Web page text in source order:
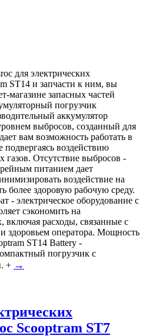
для электрических
ST14 и запчасти к ним, вы
магазине запасных частей
погрузчик
аккумулятор
выбросов, созданный для
вам возможность работать в
воздействию
газов. Отсутствие выбросов -
питанием дает
воздействие на
более здоровую рабочую среду.
- электрическое оборудование с
сэкономить на
включая расходы, связанные с
здоровьем оператора. Мощность
ST14 Battery -
погрузчик с
+ →
Scooptram ST7